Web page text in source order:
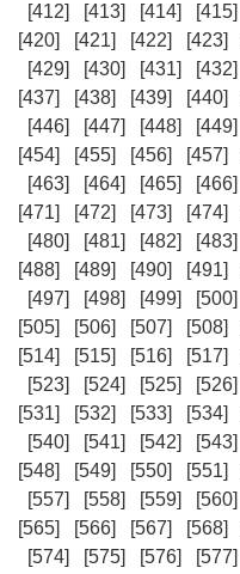
[412]
[413] [414] [415]
[420]
[421] [422] [423]
[429]
[430] [431] [432]
[437]
[438] [439] [440]
[446]
[447] [448] [449]
[454]
[455] [456] [457]
[463]
[464] [465] [466]
[471]
[472] [473] [474]
[480]
[481] [482] [483]
[488]
[489] [490] [491]
[497]
[498] [499] [500]
[505]
[506] [507] [508]
[514]
[515] [516] [517]
[523]
[524] [525] [526]
[531]
[532] [533] [534]
[540]
[541] [542] [543]
[548]
[549] [550] [551]
[557]
[558] [559] [560]
[565]
[566] [567] [568]
[574]
[575] [576] [577]